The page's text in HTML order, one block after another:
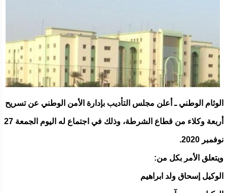
الوئام الوطني ـ أعلن مجلس التأديب بإدارة الأمن الوطني عن تسريح
أربعة وكلاء من قطاع الشرطة، وذلك في اجتماع له اليوم الجمعة 27
نوفمبر 2020.
ويتعلق الأمر بكل من:
الوكيل إسحاق ولد ابراهيم